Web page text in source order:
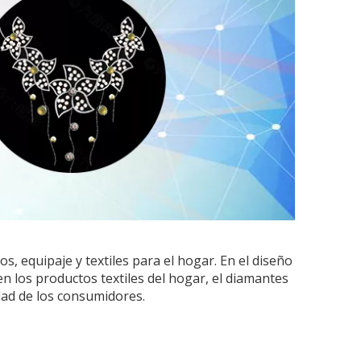
equipaje y textiles para el hogar. En el diseño
los productos textiles del hogar, el diamantes
de los consumidores.